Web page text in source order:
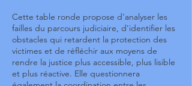
Cette table ronde propose d'analyser les
failles du parcours judiciaire, d'identifier les
obstacles qui retardent la protection des
victimes et de réfléchir aux moyens de
rendre la justice plus accessible, plus lisible
et plus réactive. Elle questionnera